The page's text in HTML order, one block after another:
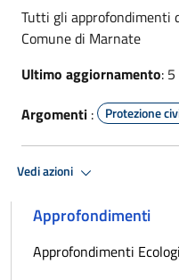
Tutti gli approfondimenti
Comune di Marnate
Ultimo aggiornamento:
Argomenti : Protezione
Vedi azioni
Approfondimenti
Approfondimenti